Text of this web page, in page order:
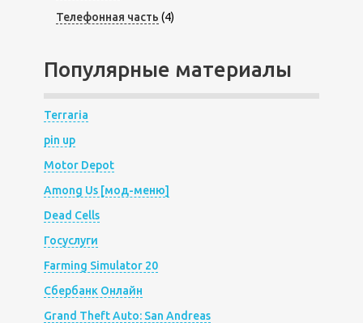
Телефонная часть (4)
Популярные материалы
Terraria
pin up
Motor Depot
Among Us [мод-меню]
Dead Cells
Госуслуги
Farming Simulator 20
Сбербанк Онлайн
Grand Theft Auto: San Andreas